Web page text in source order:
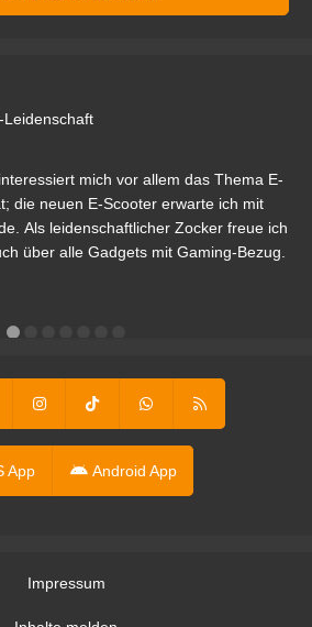
Leidenschaft
mich vor allem das Thema E-
die neuen E-Scooter erwarte ich mit
Als leidenschaftlicher Zocker freue ich
über alle Gadgets mit Gaming-Bezug.
App Android App
Impressum